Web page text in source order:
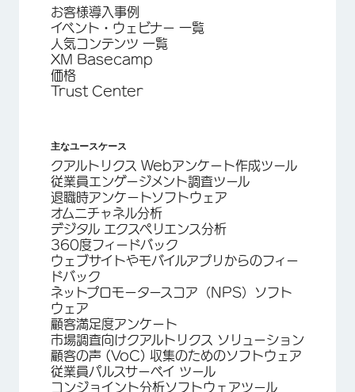
お客様導入事例
イベント・ウェビナー 一覧
人気コンテンツ 一覧
XM Basecamp
価格
Trust Center
主なユースケース
クアルトリクス Webアンケート作成ツール
従業員エンゲージメント調査ツール
退職時アンケートソフトウェア
オムニチャネル分析
デジタル エクスペリエンス分析
360度フィードバック
ウェブサイトやモバイルアプリからのフィー
ドバック
ネットプロモータースコア（NPS）ソフト
ウェア
顧客満足度アンケート
市場調査向けクアルトリクス ソリューション
顧客の声 (VoC) 収集のためのソフトウェア
従業員パルスサーベイ ツール
コンジョイント分析ソフトウェアツール